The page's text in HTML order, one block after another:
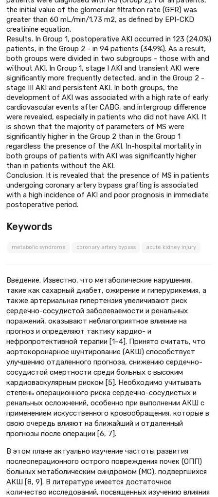
the initial value of the glomerular filtration rate (GFR) was
greater than 60 mL/min/1.73 m2, as defined by EPI-CKD
creatinine equation.
Results. In Group 1, postoperative AKI occurred in 123 (24.0%)
patients, in the Group 2 - in 94 patients (34.9%). As a result,
both groups were divided in two subgroups - those with and
without AKI. In Group 1, stage I AKI and transient AKI were
significantly more frequently detected, and in the Group 2 -
stage III AKI and persistent AKI. In both groups, the
development of AKI was associated with a high rate of early
cardiovascular events after CABG, and intergroup difference
were revealed, especially in patients who did not have AKI. It
is shown that the majority of parameters of MS were
significantly higher in the Group 2 than in the Group 1
regardless the presence of the AKI. In-hospital mortality in
both groups of patients with AKI was significantly higher
than in patients without the AKI.
Conclusion. It is revealed that the presence of MS in patients
undergoing coronary artery bypass grafting is associated
with a high incidence of AKI and poor prognosis in immediate
postoperative period.
Keywords
metabolic syndrome coronary artery bypass acute kidney injury
Введение. Известно, что метаболические нарушения,
такие как сахарный диабет, ожирение и гиперурикемия, а
также артериальная гипертензия увеличивают риск
сердечно-сосудистой заболеваемости и ренальных
поражений, оказывают неблагоприятное влияние на
прогноз и определяют тактику кардио- и
нефропротективной терапии [1–4]. Принято считать, что
аортокоронарное шунтирование (АКШ) способствует
улучшению отдаленного прогноза, снижению сердечно-
сосудистой смертности среди больных с высоким
кардиоваскулярным риском [5]. Необходимо учитывать
степень операционного риска сердечно-сосудистых и
ренальных осложнений, особенно при выполнении АКШ с
применением искусственного кровообращения, которые в
свою очередь влияют на ближайший и отдаленный
прогнозы после операции [6, 7].
В этом плане актуально изучение частоты развития
послеоперационного острого повреждения почек (ОПП)
больных метаболическим синдромом (МС), подвергшихся
АКШ [8, 9]. В литературе имеется достаточное
количество исследований, посвященных изучению влияния